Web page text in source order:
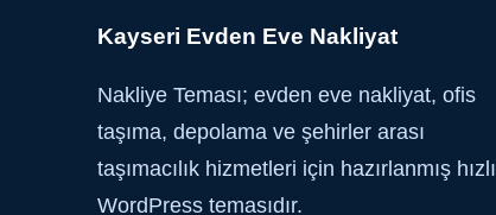
Kayseri Evden Eve Nakliyat
Nakliye Teması; evden eve nakliyat, ofis
taşıma, depolama ve şehirler arası
taşımacılık hizmetleri için hazırlanmış hızlı
WordPress temasıdır.